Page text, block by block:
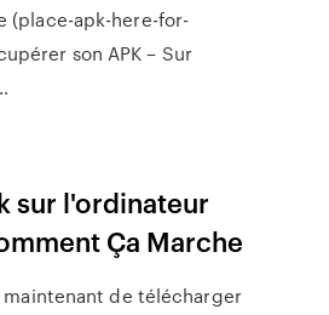
(place-apk-here-for-
son APK – Sur
sur l'ordinateur
Ça Marche
de télécharger